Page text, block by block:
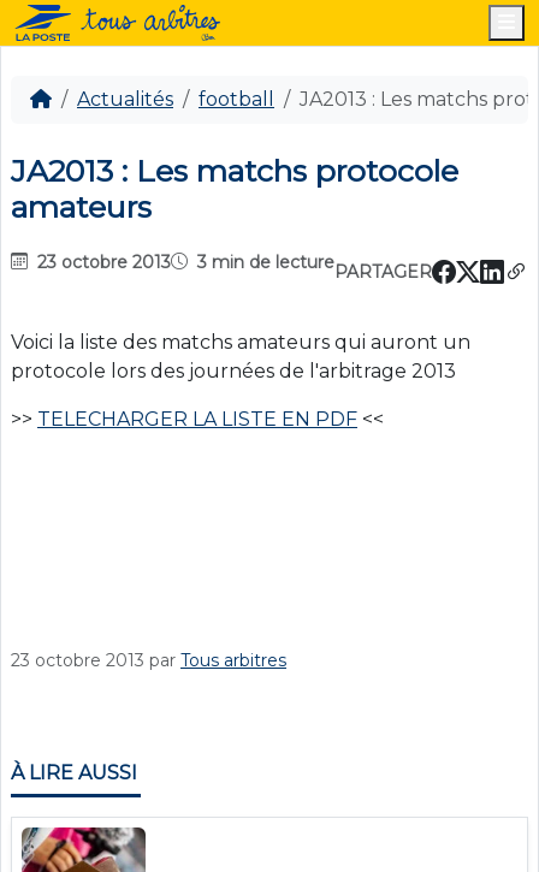
Actualités football JA2013 : Les matchs
JA2013 : Les matchs protocole
amateurs
23 octobre 2013 3 min de lecturePARTAGER
Voici la liste des matchs amateurs qui auront un
protocole lors des journées de l'arbitrage 2013
>> TELECHARGER LA LISTE EN PDF <<
23 octobre 2013 par Tous arbitres
À LIRE AUSSI